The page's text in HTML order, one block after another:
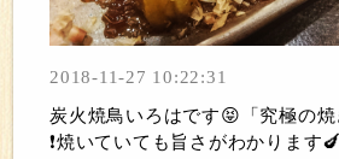
2018-11-27 10:22:31
炭火焼鳥いろはです😝「究極の
❗焼いていても旨さがわかります